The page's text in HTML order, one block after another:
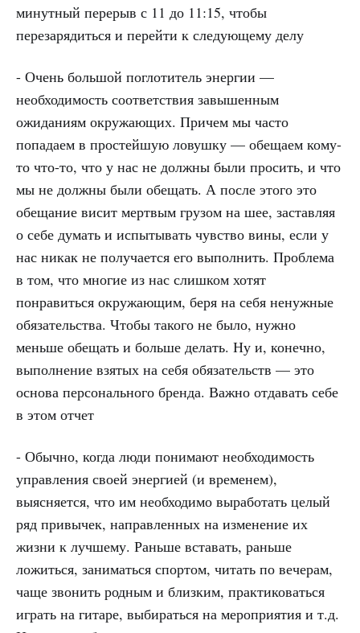
минутный перерыв с 11 до 11:15, чтобы
перезарядиться и перейти к следующему делу
- Очень большой поглотитель энергии —
необходимость соответствия завышенным
ожиданиям окружающих. Причем мы часто
попадаем в простейшую ловушку — обещаем кому-
то что-то, что у нас не должны были просить, и что
мы не должны были обещать. А после этого это
обещание висит мертвым грузом на шее, заставляя
о себе думать и испытывать чувство вины, если у
нас никак не получается его выполнить. Проблема
в том, что многие из нас слишком хотят
понравиться окружающим, беря на себя ненужные
обязательства. Чтобы такого не было, нужно
меньше обещать и больше делать. Ну и, конечно,
выполнение взятых на себя обязательств — это
основа персонального бренда. Важно отдавать себе
в этом отчет
- Обычно, когда люди понимают необходимость
управления своей энергией (и временем),
выясняется, что им необходимо выработать целый
ряд привычек, направленных на изменение их
жизни к лучшему. Раньше вставать, раньше
ложиться, заниматься спортом, читать по вечерам,
чаще звонить родным и близким, практиковаться
играть на гитаре, выбираться на мероприятия и т.д.